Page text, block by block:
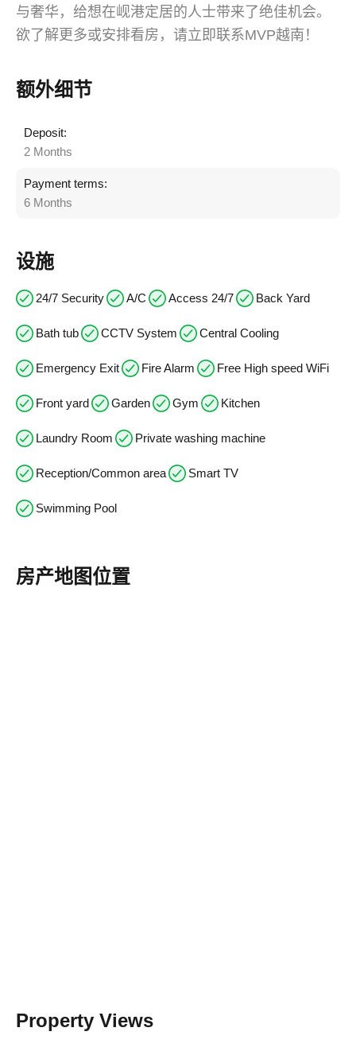
与奢华，给想在岘港定居的人士带来了绝佳机会。
欲了解更多或安排看房，请立即联系MVP越南！
额外细节
Deposit:
2 Months
Payment terms:
6 Months
设施
24/7 Security A/C Access 24/7 Back Yard
Bath tub CCTV System Central Cooling
Emergency Exit Fire Alarm Free High speed WiFi
Front yard Garden Gym Kitchen
Laundry Room Private washing machine
Reception/Common area Smart TV
Swimming Pool
房产地图位置
Property Views